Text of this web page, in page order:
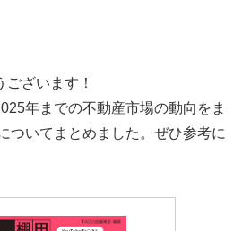
ざいます！
年までの不動産市場の動向をま
ついてまとめました。ぜひ参考に